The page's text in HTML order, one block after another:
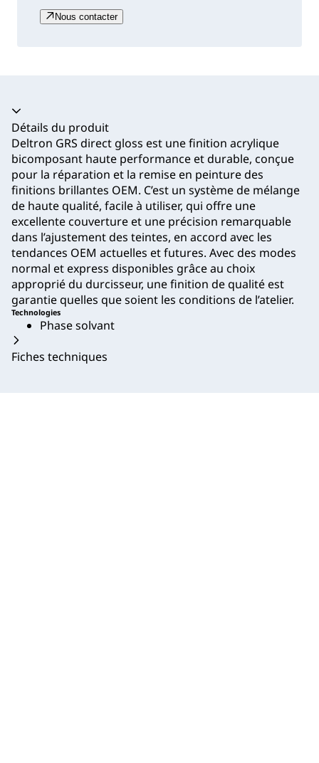
Nous contacter
Accordéon fermé
Détails du produit
Deltron GRS direct gloss est une finition acrylique
bicomposant haute performance et durable, conçue
pour la réparation et la remise en peinture des
finitions brillantes OEM. C’est un système de mélange
de haute qualité, facile à utiliser, qui offre une
excellente couverture et une précision remarquable
dans l’ajustement des teintes, en accord avec les
tendances OEM actuelles et futures. Avec des modes
normal et express disponibles grâce au choix
approprié du durcisseur, une finition de qualité est
garantie quelles que soient les conditions de l’atelier.
Technologies
Phase solvant
Fiches techniques